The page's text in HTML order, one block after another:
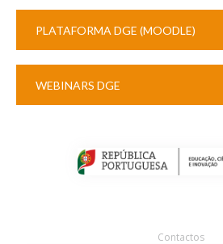
PLATAFORMA DGE (MOODLE)
WEBINARS DGE
Contactos